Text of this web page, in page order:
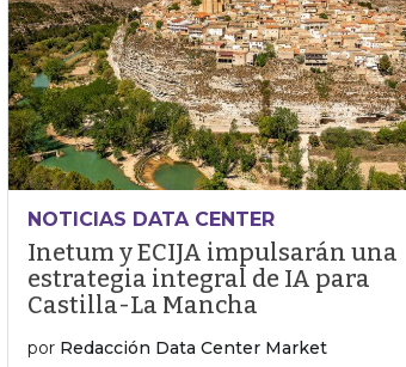
NOTICIAS DATA CENTER
Inetum y ECIJA impulsarán una
estrategia integral de IA para
Castilla-La Mancha
por Redacción Data Center Market